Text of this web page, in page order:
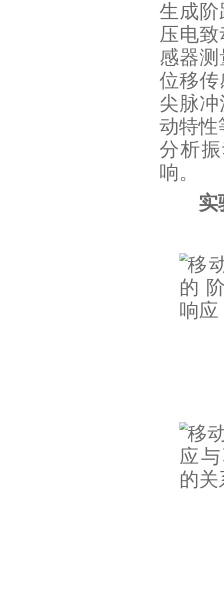
生成
压电
感器
位移
尖脉
动特性
分析
响。
实